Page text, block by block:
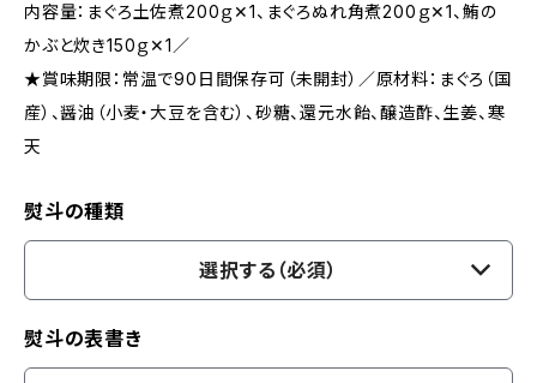
内容量：まぐろ土佐煮200ｇ✕1、まぐろぬれ角煮200ｇ✕1、鮪の
かぶと炊き150ｇ✕1／
★賞味期限：常温で90日間保存可（未開封）／原材料：まぐろ（国
産）、醤油（小麦・大豆を含む）、砂糖、還元水飴、醸造酢、生姜、寒
天
熨斗の種類
選択する（必須）
熨斗の表書き